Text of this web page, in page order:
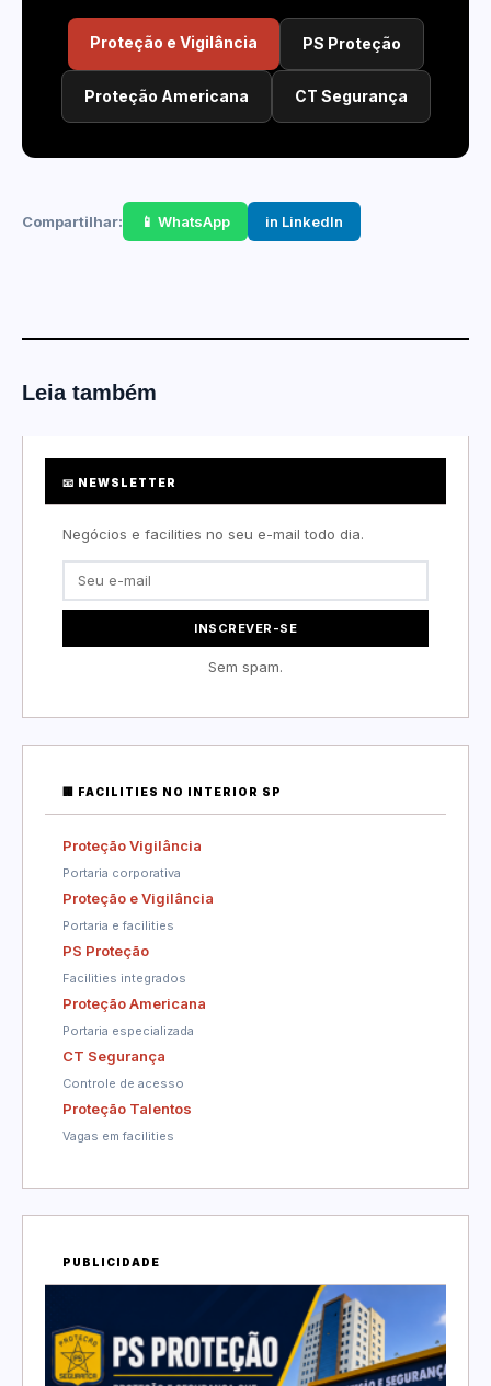
Proteção e Vigilância PS Proteção
Proteção Americana CT Segurança
Compartilhar: 📱 WhatsApp in LinkedIn
Leia também
📧 NEWSLETTER
Negócios e facilities no seu e-mail todo dia.
INSCREVER-SE
Sem spam.
🏢 FACILITIES NO INTERIOR SP
Proteção Vigilância
Portaria corporativa
Proteção e Vigilância
Portaria e facilities
PS Proteção
Facilities integrados
Proteção Americana
Portaria especializada
CT Segurança
Controle de acesso
Proteção Talentos
Vagas em facilities
PUBLICIDADE